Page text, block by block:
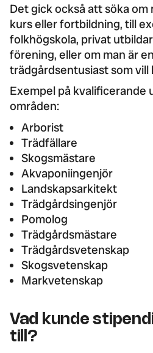
Det gick också att söka
kurs eller fortbildning, till
folkhögskola, privat
förening, eller om man är
trädgårdsentusiast som vill
Exempel på kvalificerande
områden:
Arborist
Trädfällare
Skogsmästare
Akvaponiingenjör
Landskapsarkitekt
Trädgårdsingenjör
Pomolog
Trädgårdsmästare
Trädgårdsvetenskap
Skogsvetenskap
Markvetenskap
Vad kunde
till?